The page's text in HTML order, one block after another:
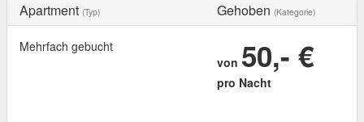
Apartment (Typ) Gehoben (Kategorie)
Mehrfach gebucht
von 50,- €
pro Nacht